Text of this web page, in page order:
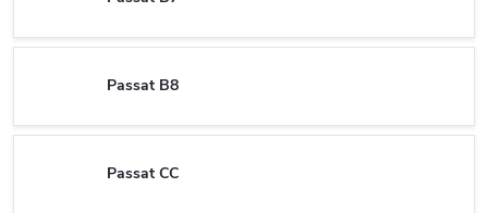
Passat B8
Passat CC